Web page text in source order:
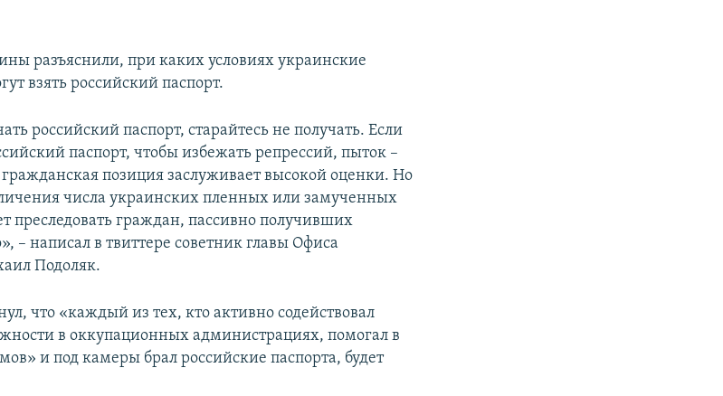
разъяснили, при каких условиях украинские
взять российский паспорт.
российский паспорт, старайтесь не получать. Если
паспорт, чтобы избежать репрессий, пыток –
позиция заслуживает высокой оценки. Но
числа украинских пленных или замученных
преследовать граждан, пассивно получивших
– написал в твиттере советник главы Офиса
Подоляк.
что «каждый из тех, кто активно содействовал
в оккупационных администрациях, помогал в
и под камеры брал российские паспорта, будет